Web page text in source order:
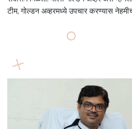
टीम, गोल्डन अव्हरमध्ये उपचार करण्यास